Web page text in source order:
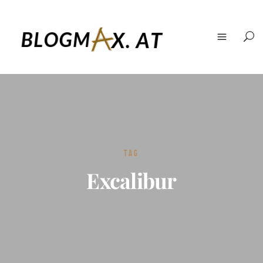
TAG
Excalibur